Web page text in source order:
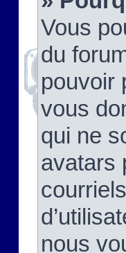
Vous
du
pouvoir
vous
qui ne
avatars
nous